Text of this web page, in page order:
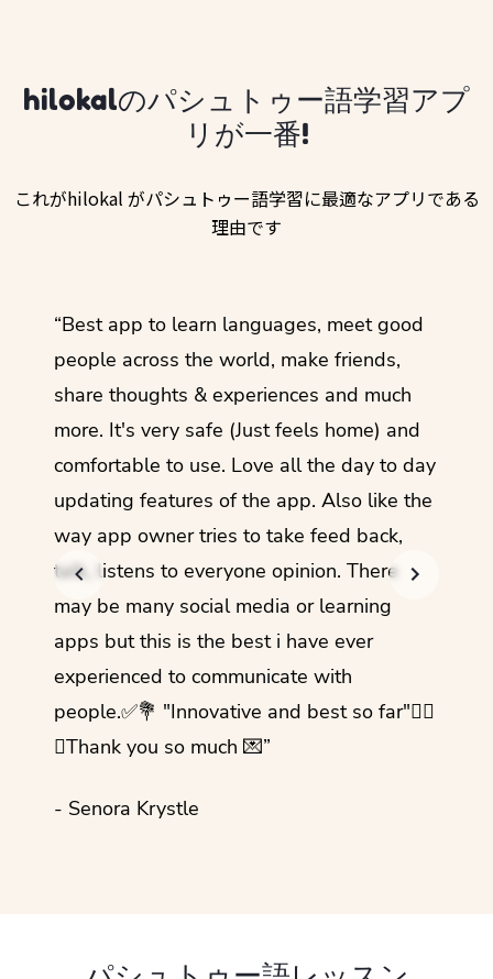
hilokalのパシュトゥー語学習アプ
リが一番!
これがhilokal がパシュトゥー語学習に最適なアプリである
理由です
“Best app to learn languages, meet good
people across the world, make friends,
share thoughts & experiences and much
more. It's very safe (Just feels home) and
comfortable to use. Love all the day to day
updating features of the app. Also like the
way app owner tries to take feed back,
talk, listens to everyone opinion. There
may be many social media or learning
apps but this is the best i have ever
experienced to communicate with
people.✅💐 "Innovative and best so far"✌🏻
💜Thank you so much 💌”
- Senora Krystle